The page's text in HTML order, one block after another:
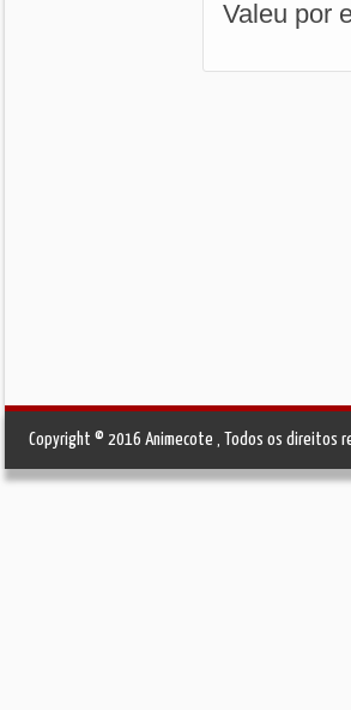
Valeu por
Copyright © 2016 Animecote , Todos os direitos